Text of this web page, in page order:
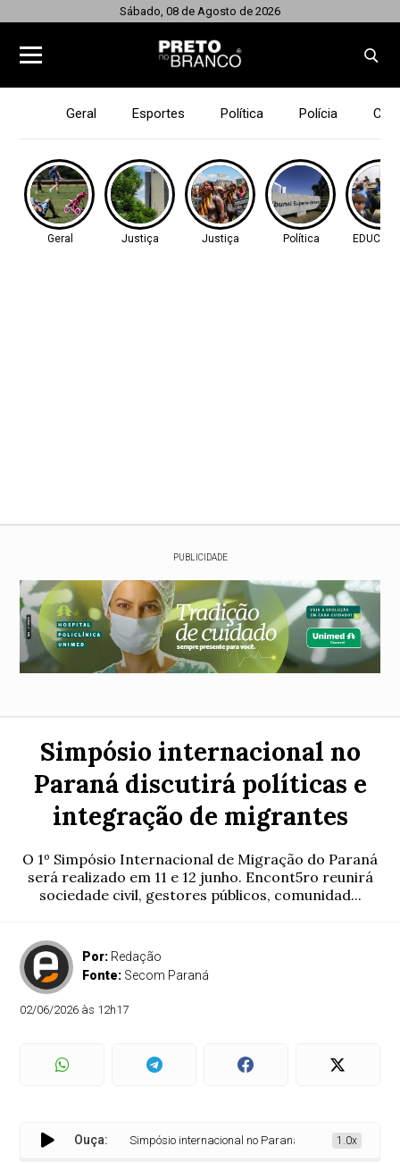
Sábado, 08 de Agosto de 2026
Geral Esportes Política Polícia
Geral Justiça Justiça Política
PUBLICIDADE
Simpósio internacional no
Paraná discutirá políticas e
integração de migrantes
O 1º Simpósio Internacional de Migração do Paraná
será realizado em 11 e 12 junho. Encont5ro reunirá
sociedade civil, gestores públicos, comunidad...
Por: Redação
Fonte: Secom Paraná
02/06/2026 às 12h17
Ouça:Simpósio internacional no Paraná discutirá políticas e
1.0x